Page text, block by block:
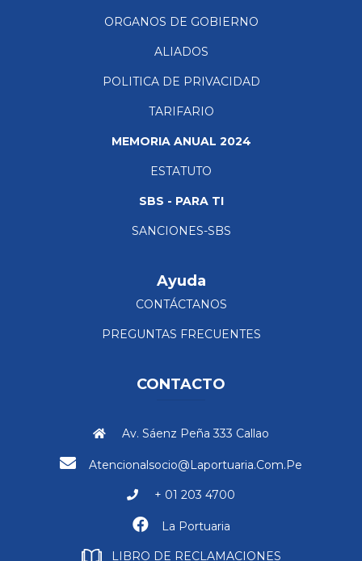
ORGANOS DE GOBIERNO
ALIADOS
POLITICA DE PRIVACIDAD
TARIFARIO
MEMORIA ANUAL 2024
ESTATUTO
SBS - PARA TI
SANCIONES-SBS
Ayuda
CONTÁCTANOS
PREGUNTAS FRECUENTES
CONTACTO
Av. Sáenz Peña 333 Callao
Atencionalsocio@laportuaria.com.pe
+ 01 203 4700
La Portuaria
LIBRO DE RECLAMACIONES